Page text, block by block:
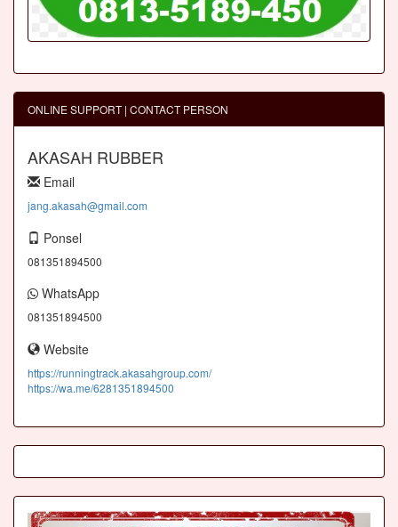
ONLINE SUPPORT | CONTACT PERSON
AKASAH RUBBER
Email
jang.akasah@gmail.com
Ponsel
081351894500
WhatsApp
081351894500
Website
https://runningtrack.akasahgroup.com/
https://wa.me/6281351894500